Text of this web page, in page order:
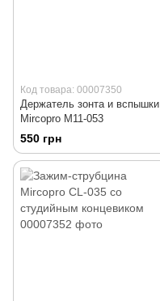
Код товара: 00007350
Держатель зонта и вспышки
Mircopro M11-053
550 грн